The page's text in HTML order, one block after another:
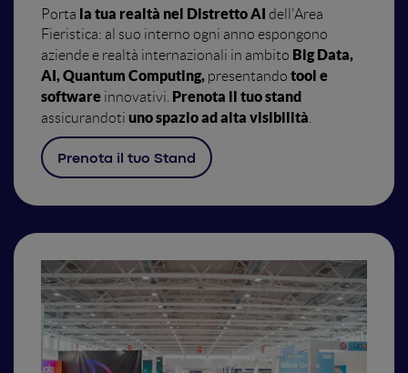
Porta la tua realtà nel Distretto AI dell'Area
Fieristica: al suo interno ogni anno espongono
aziende e realtà internazionali in ambito Big Data,
AI, Quantum Computing, presentando tool e
software innovativi. Prenota il tuo stand
assicurandoti uno spazio ad alta visibilità
Prenota il tuo Stand